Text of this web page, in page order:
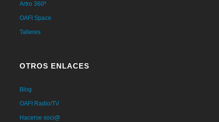
Artro 360º
OAFI Space
Talleres
OTROS ENLACES
Blog
OAFI Radio/TV
Hacerse soci@